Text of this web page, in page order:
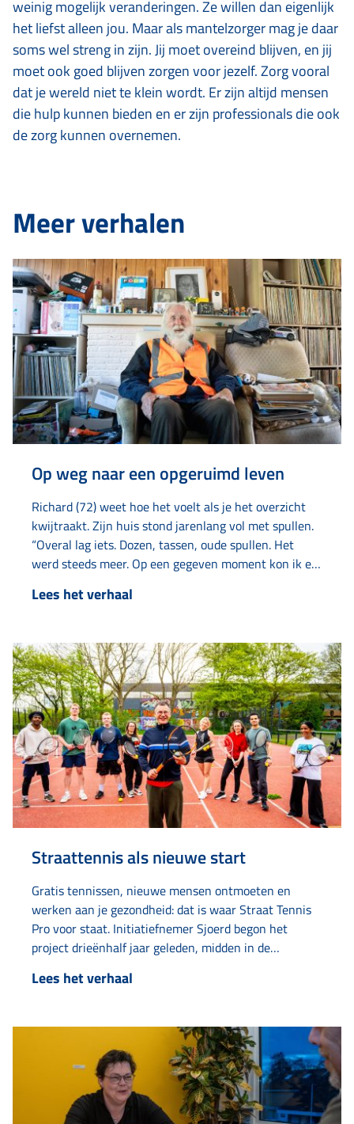
weinig mogelijk veranderingen. Ze willen dan eigenlijk
het liefst alleen jou. Maar als mantelzorger mag je daar
soms wel streng in zijn. Jij moet overeind blijven, en jij
moet ook goed blijven zorgen voor jezelf. Zorg vooral
dat je wereld niet te klein wordt. Er zijn altijd mensen
die hulp kunnen bieden en er zijn professionals die ook
de zorg kunnen overnemen.
Meer verhalen
Op weg naar een opgeruimd leven
Richard (72) weet hoe het voelt als je het overzicht
kwijtraakt. Zijn huis stond jarenlang vol met spullen.
“Overal lag iets. Dozen, tassen, oude spullen. Het
werd steeds meer. Op een gegeven moment kon ik er
instanties, zoals Elkien, Limor en Amaryllis kreeg hij
begon jaren geleden met oud…
Lees het verhaal
Straattennis als nieuwe start
Gratis tennissen, nieuwe mensen ontmoeten en
werken aan je gezondheid: dat is waar Straat Tennis
Pro voor staat. Initiatiefnemer Sjoerd begon het
project drieënhalf jaar geleden, midden in de
“Het tennisveldje lag er altijd verlaten bij. Toen dacht
Lees het verhaal